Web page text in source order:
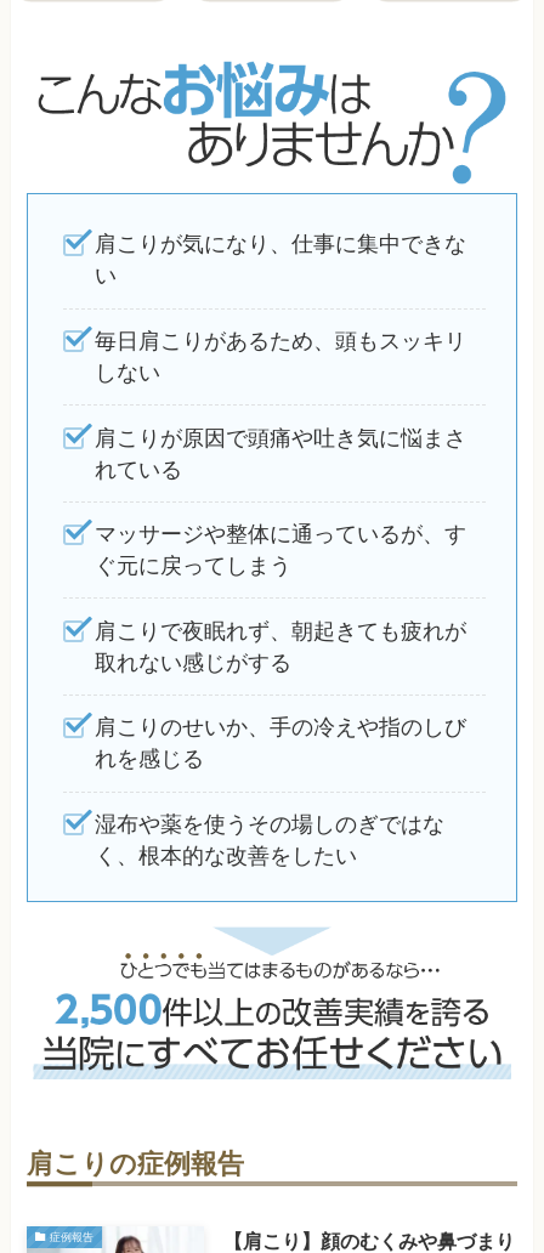
肩こりが気になり、仕事に集中できな
い
毎日肩こりがあるため、頭もスッキリ
しない
肩こりが原因で頭痛や吐き気に悩まさ
れている
マッサージや整体に通っているが、す
ぐ元に戻ってしまう
肩こりで夜眠れず、朝起きても疲れが
取れない感じがする
肩こりのせいか、手の冷えや指のしび
れを感じる
湿布や薬を使うその場しのぎではな
く、根本的な改善をしたい
肩こりの症例報告
症例報告
【肩こり】顔のむくみや鼻づまり